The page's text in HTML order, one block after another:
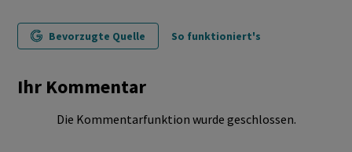
Bevorzugte Quelle So funktioniert's
Ihr Kommentar
Die Kommentarfunktion wurde geschlossen.